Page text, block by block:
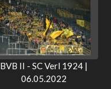
BVB II - SC Verl 1924 |
06.05.2022